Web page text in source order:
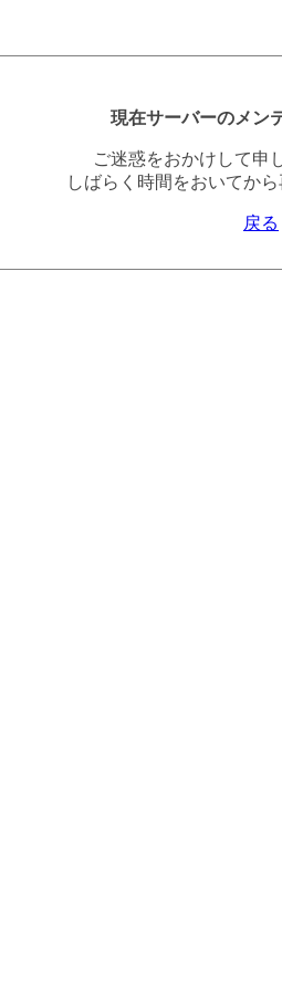
現在サーバーのメン
ご迷惑をおかけして申
しばらく時間をおいてから
戻る